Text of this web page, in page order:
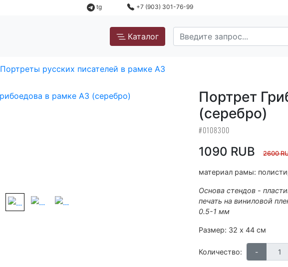
tg +7 (903) 301-76-99
Каталог
Портреты русских писателей в рамке А3
Портрет
(серебро)
#0108300
1090 RUB 2600
материал рамы:
Основа стендов -
печать на виниловой
0.5-1 мм
Размер: 32 х 44 см
Количество: